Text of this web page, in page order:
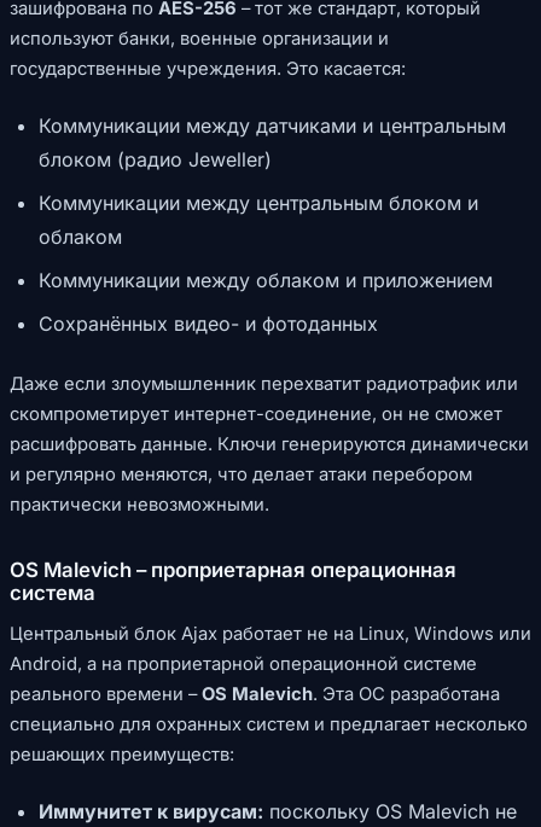
зашифрована по AES-256 – тот же стандарт, который
используют банки, военные организации и
государственные учреждения. Это касается:
Коммуникации между датчиками и центральным
блоком (радио Jeweller)
Коммуникации между центральным блоком и
облаком
Коммуникации между облаком и приложением
Сохранённых видео- и фотоданных
Даже если злоумышленник перехватит радиотрафик или
скомпрометирует интернет-соединение, он не сможет
расшифровать данные. Ключи генерируются динамически
и регулярно меняются, что делает атаки перебором
практически невозможными.
OS Malevich – проприетарная операционная
система
Центральный блок Ajax работает не на Linux, Windows или
Android, а на проприетарной операционной системе
реального времени –OS Malevich. Эта ОС разработана
специально для охранных систем и предлагает несколько
решающих преимуществ:
Иммунитет к вирусам: поскольку OS Malevich не